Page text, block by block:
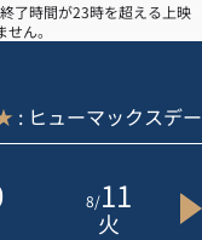
了時間が23時を超える上映
ん。
: ヒューマックスデー
8/11
火